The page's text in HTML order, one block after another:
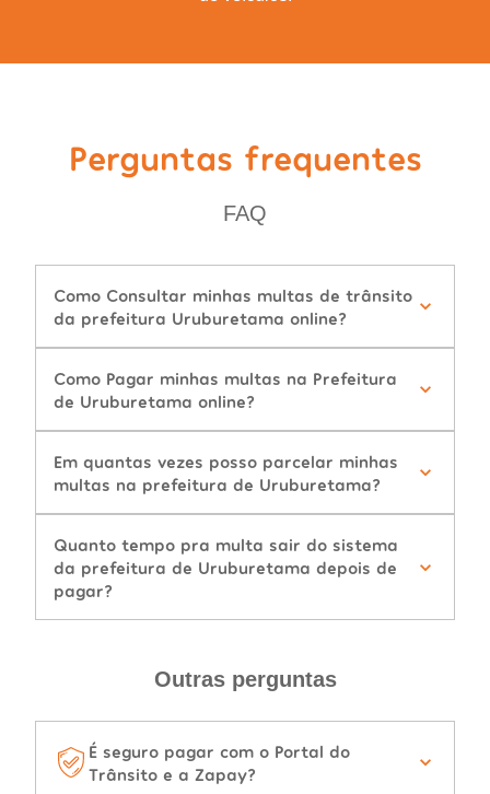
Perguntas frequentes
FAQ
Como Consultar minhas multas de trânsito
da prefeitura Uruburetama online?
Como Pagar minhas multas na Prefeitura
de Uruburetama online?
Em quantas vezes posso parcelar minhas
multas na prefeitura de Uruburetama?
Quanto tempo pra multa sair do sistema
da prefeitura de Uruburetama depois de
pagar?
Outras perguntas
É seguro pagar com o Portal do
Trânsito e a Zapay?